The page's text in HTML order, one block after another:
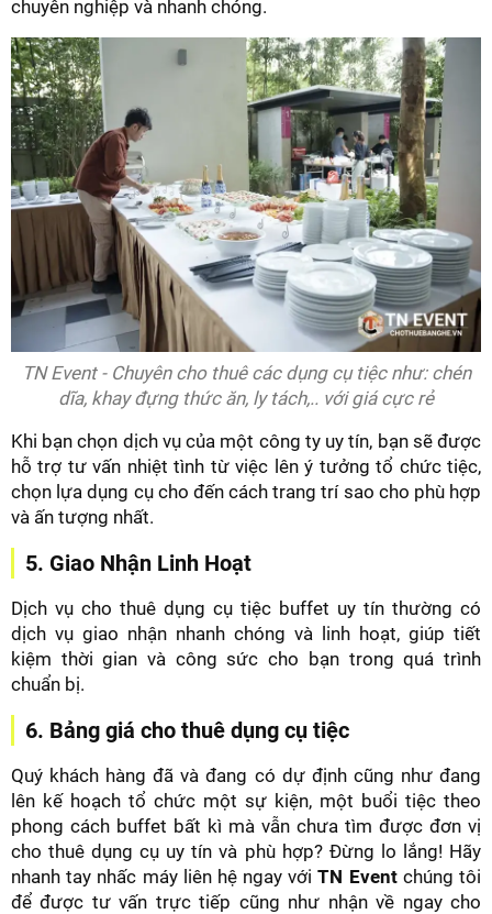
chuyên nghiệp và nhanh chóng.
TN Event - Chuyên cho thuê các dụng cụ tiệc như: chén
dĩa, khay đựng thức ăn, ly tách,.. với giá cực rẻ
Khi bạn chọn dịch vụ của một công ty uy tín, bạn sẽ được
hỗ trợ tư vấn nhiệt tình từ việc lên ý tưởng tổ chức tiệc,
chọn lựa dụng cụ cho đến cách trang trí sao cho phù hợp
và ấn tượng nhất.
5. Giao Nhận Linh Hoạt
Dịch vụ cho thuê dụng cụ tiệc buffet uy tín thường có
dịch vụ giao nhận nhanh chóng và linh hoạt, giúp tiết
kiệm thời gian và công sức cho bạn trong quá trình
chuẩn bị.
6. Bảng giá cho thuê dụng cụ tiệc
Quý khách hàng đã và đang có dự định cũng như đang
lên kế hoạch tổ chức một sự kiện, một buổi tiệc theo
phong cách buffet bất kì mà vẫn chưa tìm được đơn vị
cho thuê dụng cụ uy tín và phù hợp? Đừng lo lắng! Hãy
nhanh tay nhấc máy liên hệ ngay vớiTN Eventchúng tôi
để được tư vấn trực tiếp cũng như nhận về ngay cho